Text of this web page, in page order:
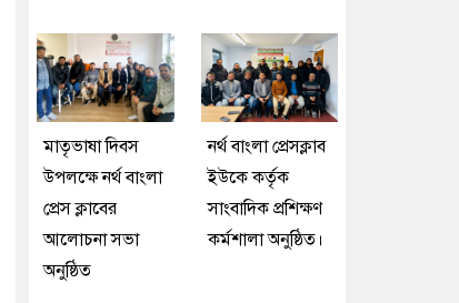
মাতৃভাষা দিবস
উপলক্ষে নর্থ বাংলা
প্রেস ক্লাবের
আলোচনা সভা
অনুষ্ঠিত
নর্থ বাংলা প্রেসক্লাব
ইউকে কর্তৃক
সাংবাদিক প্রশিক্ষণ
কর্মশালা অনুষ্ঠিত।